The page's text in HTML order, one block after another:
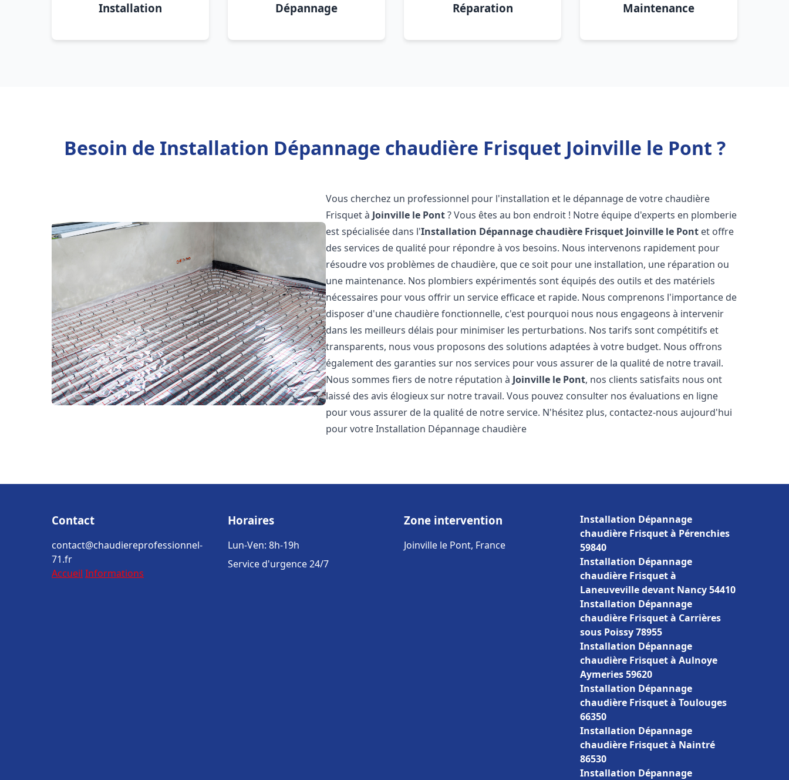
Installation Dépannage Réparation Maintenance
Besoin de Installation Dépannage chaudière Frisquet Joinville le Pont ?
Vous cherchez un professionnel pour l'installation et le dépannage de votre chaudière
Frisquet à Joinville le Pont? Vous êtes au bon endroit ! Notre équipe d'experts en plomberie
est spécialisée dans l'Installation Dépannage chaudière Frisquet Joinville le Pont et offre
des services de qualité pour répondre à vos besoins. Nous intervenons rapidement pour
résoudre vos problèmes de chaudière, que ce soit pour une installation, une réparation ou
une maintenance. Nos plombiers expérimentés sont équipés des outils et des matériels
nécessaires pour vous offrir un service efficace et rapide. Nous comprenons l'importance de
disposer d'une chaudière fonctionnelle, c'est pourquoi nous nous engageons à intervenir
dans les meilleurs délais pour minimiser les perturbations. Nos tarifs sont compétitifs et
transparents, nous vous proposons des solutions adaptées à votre budget. Nous offrons
également des garanties sur nos services pour vous assurer de la qualité de notre travail.
Nous sommes fiers de notre réputation à Joinville le Pont, nos clients satisfaits nous ont
laissé des avis élogieux sur notre travail. Vous pouvez consulter nos évaluations en ligne
pour vous assurer de la qualité de notre service. N'hésitez plus, contactez-nous aujourd'hui
pour votre Installation Dépannage chaudière
Contact
contact@chaudiereprofessionnel-
71.fr
Accueil Informations
Horaires
Lun-Ven: 8h-19h
Service d'urgence 24/7
Zone intervention
Joinville le Pont, France
Installation Dépannage
chaudière Frisquet à Pérenchies
59840
Installation Dépannage
chaudière Frisquet à
Laneuveville devant Nancy 54410
Installation Dépannage
chaudière Frisquet à Carrières
sous Poissy 78955
Installation Dépannage
chaudière Frisquet à Aulnoye
Aymeries 59620
Installation Dépannage
chaudière Frisquet à Toulouges
66350
Installation Dépannage
chaudière Frisquet à Naintré
86530
Installation Dépannage